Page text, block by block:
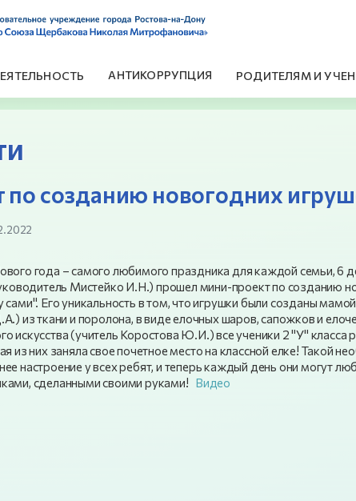
АНТИКОРРУПЦИЯ РОДИТЕЛЯМ И
созданию новогодних
года – самого любимого праздника для каждой семьи, 6
Мистейко И.Н.) прошел мини-проект по созданию
сами". Его уникальность в том, что игрушки были созданы
из ткани и поролона, в виде елочных шаров, сапожков и
искусства (учитель Коростова Ю.И.) все ученики 2 "У" класса
из них заняла свое почетное место на классной елке! Такой
настроение у всех ребят, и теперь каждый день они могут
сделанными своими руками! Видео